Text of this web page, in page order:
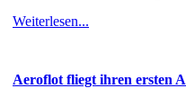
Weiterlesen...
Aeroflot fliegt ihren ersten